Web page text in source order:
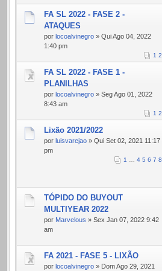
FA SL 2022 - FASE 2 -
ATAQUES
por locoalvinegro » Qui Ago 04, 2022
1:40 pm
1 2
FA SL 2022 - FASE 1 -
PLANILHAS
por locoalvinegro » Seg Ago 01, 2022
8:43 am
1 2
Lixão 2021/2022
por luisvarejao » Qui Set 02, 2021 11:17
pm
1 … 4 5 6 7 8
TÓPIDO DO BUYOUT
MULTIYEAR 2022
por Marvelous » Sex Jan 07, 2022 9:42
am
FA 2021 - FASE 5 - LIXÃO
por locoalvinegro » Dom Ago 29, 2021